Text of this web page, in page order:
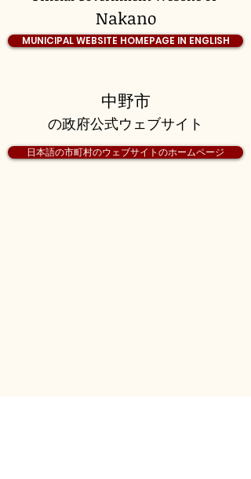
Nakano
MUNICIPAL WEBSITE HOMEPAGE IN ENGLISH
中野市
の政府公式ウェブサイト
日本語の市町村のウェブサイトのホームページ